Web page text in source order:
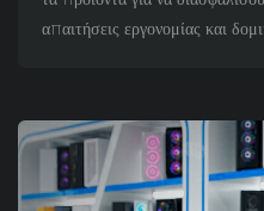
απαιτήσεις εργονομίας και